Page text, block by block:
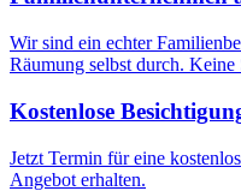
Wir sind ein echter
Räumung selbst durch. Keine
Kostenlose
Jetzt Termin für eine
Angebot erhalten.